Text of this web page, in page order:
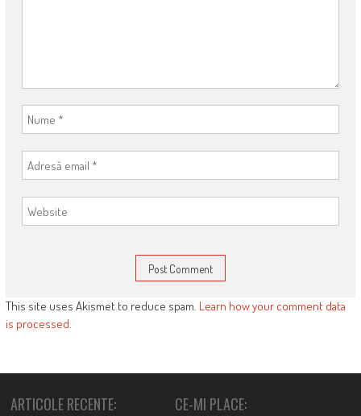
This site uses Akismet to reduce spam. Learn how your comment data
is processed.
ARTICOLE RECENTE: CE-MI PLACE: